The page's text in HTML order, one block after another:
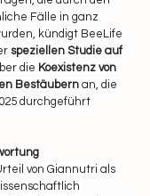
Fälle in ganz
kündigt BeeLife
speziellen Studie auf
die Koexistenz von
Bestäubern an, die
durchgeführt
von Giannutri als